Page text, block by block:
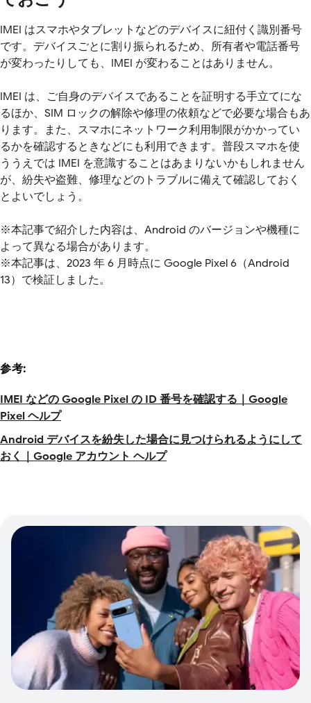
IMEI はスマホやタブレットなどのデバイスに紐付く識別番号
です。デバイスごとに割り振られるため、所有者や電話番号
が変わったりしても、IMEI が変わることはありません。
IMEI は、ご自身のデバイスであることを証明する手立てにな
るほか、SIM ロックの解除や修理の依頼などで必要な場合もあ
ります。また、スマホにネットワーク利用制限がかかってい
るかを確認するときなどにも利用できます。普段スマホを使
ううえでは IMEI を意識することはあまりないかもしれません
が、紛失や盗難、修理などのトラブルに備えて確認しておく
とよいでしょう。
※本記事で紹介した内容は、Android のバージョンや機種に
よって異なる場合があります。
※本記事は、2023 年 6 月時点に Google Pixel 6（Android
13）で検証しました。
参考:
IMEI などの Google Pixel の ID 番号を確認する｜Google
Pixel ヘルプ
Android デバイスを紛失した場合に見つけられるようにして
おく｜Google アカウント ヘルプ